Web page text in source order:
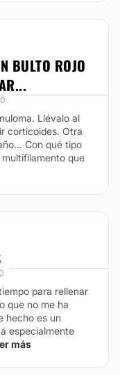
BULTO ROJO
Llévalo al
corticoides. Otra
Con qué tipo
que
para rellenar
que no me ha
hecho es un
especialmente
más